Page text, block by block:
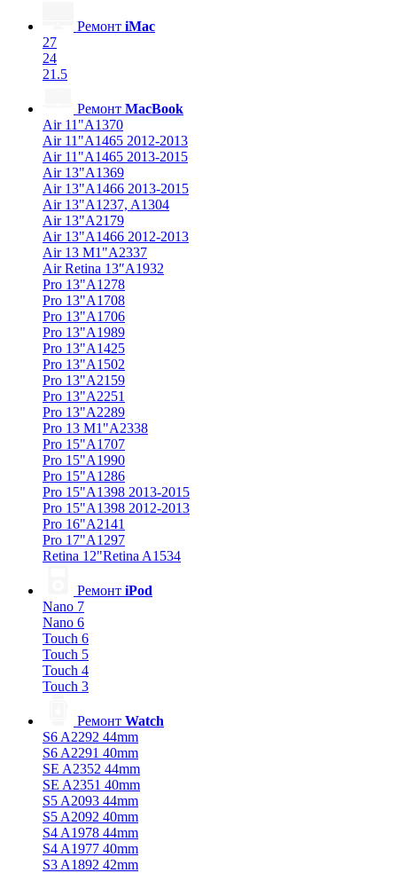
Ремонт iMac
27
24
21.5
Ремонт MacBook
Air 11"A1370
Air 11"A1465 2012-2013
Air 11"A1465 2013-2015
Air 13"A1369
Air 13"A1466 2013-2015
Air 13"A1237, A1304
Air 13"A2179
Air 13"A1466 2012-2013
Air 13 M1"A2337
Air Retina 13″A1932
Pro 13"A1278
Pro 13"A1708
Pro 13"A1706
Pro 13"A1989
Pro 13"A1425
Pro 13"A1502
Pro 13"A2159
Pro 13"A2251
Pro 13"A2289
Pro 13 M1"A2338
Pro 15"A1707
Pro 15"A1990
Pro 15"A1286
Pro 15"A1398 2013-2015
Pro 15"A1398 2012-2013
Pro 16"A2141
Pro 17"A1297
Retina 12"Retina A1534
Ремонт iPod
Nano 7
Nano 6
Touch 6
Touch 5
Touch 4
Touch 3
Ремонт Watch
S6 A2292 44mm
S6 A2291 40mm
SE A2352 44mm
SE A2351 40mm
S5 A2093 44mm
S5 A2092 40mm
S4 A1978 44mm
S4 A1977 40mm
S3 A1892 42mm